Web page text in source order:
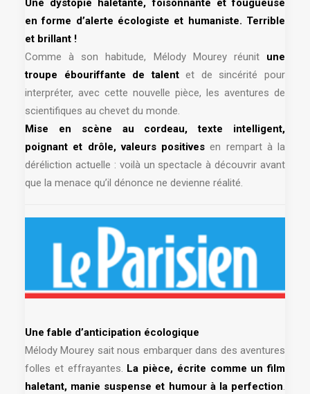
Une dystopie haletante, foisonnante et fougueuse
en forme d’alerte écologiste et humaniste. Terrible
et brillant !
Comme à son habitude, Mélody Mourey réunit une
troupe ébouriffante de talentet de sincérité pour
interpréter, avec cette nouvelle pièce, les aventures de
scientifiques au chevet du monde.
Mise en scène au cordeau, texte intelligent,
poignant et drôle, valeurs positivesen rempart à la
déréliction actuelle : voilà un spectacle à découvrir avant
que la menace qu’il dénonce ne devienne réalité.
Une fable d’anticipation écologique
Mélody Mourey sait nous embarquer dans des aventures
folles et effrayantes. La pièce, écrite comme un film
haletant, manie suspense et humour à la perfection.